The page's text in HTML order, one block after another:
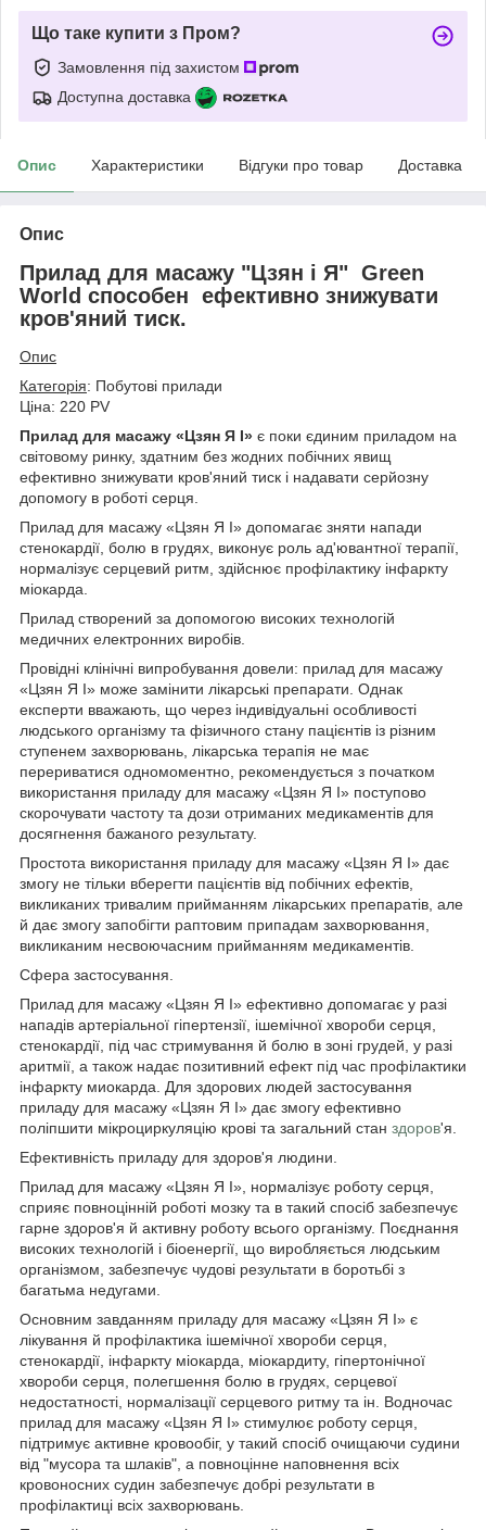
Що таке купити з Пром?
Замовлення під захистом
Доступна доставка
Опис Характеристики Відгуки про товар Доставка
Опис
Прилад для масажу "Цзян і Я" Green
World способен ефективно знижувати
кров'яний тиск.
Опис
Категорія: Побутові прилади
Ціна: 220 PV
Прилад для масажу «Цзян Я І» є поки єдиним приладом на
світовому ринку, здатним без жодних побічних явищ
ефективно знижувати кров'яний тиск і надавати серйозну
допомогу в роботі серця.
Прилад для масажу «Цзян Я І» допомагає зняти напади
стенокардії, болю в грудях, виконує роль ад'ювантної терапії,
нормалізує серцевий ритм, здійснює профілактику інфаркту
міокарда.
Прилад створений за допомогою високих технологій
медичних електронних виробів.
Провідні клінічні випробування довели: прилад для масажу
«Цзян Я І» може замінити лікарські препарати. Однак
експерти вважають, що через індивідуальні особливості
людського організму та фізичного стану пацієнтів із різним
ступенем захворювань, лікарська терапія не має
перериватися одномоментно, рекомендується з початком
використання приладу для масажу «Цзян Я І» поступово
скорочувати частоту та дози отриманих медикаментів для
досягнення бажаного результату.
Простота використання приладу для масажу «Цзян Я І» дає
змогу не тільки вберегти пацієнтів від побічних ефектів,
викликаних тривалим прийманням лікарських препаратів, але
й дає змогу запобігти раптовим припадам захворювання,
викликаним несвоючасним прийманням медикаментів.
Сфера застосування.
Прилад для масажу «Цзян Я І» ефективно допомагає у разі
нападів артеріальної гіпертензії, ішемічної хвороби серця,
стенокардії, під час стримування й болю в зоні грудей, у разі
аритмії, а також надає позитивний ефект під час профілактики
інфаркту миокарда. Для здорових людей застосування
приладу для масажу «Цзян Я І» дає змогу ефективно
поліпшити мікроциркуляцію крові та загальний стан здоров'я.
Ефективність приладу для здоров'я людини.
Прилад для масажу «Цзян Я І», нормалізує роботу серця,
сприяє повноцінній роботі мозку та в такий спосіб забезпечує
гарне здоров'я й активну роботу всього організму. Поєднання
високих технологій і біоенергії, що виробляється людським
організмом, забезпечує чудові результати в боротьбі з
багатьма недугами.
Основним завданням приладу для масажу «Цзян Я І» є
лікування й профілактика ішемічної хвороби серця,
стенокардії, інфаркту міокарда, міокардиту, гіпертонічної
хвороби серця, полегшення болю в грудях, серцевої
недостатності, нормалізації серцевого ритму та ін. Водночас
прилад для масажу «Цзян Я І» стимулює роботу серця,
підтримує активне кровообіг, у такий спосіб очищаючи судини
від "мусора та шлаків", а повноцінне наповнення всіх
кровоносних судин забезпечує добрі результати в
профілактиці всіх захворювань.